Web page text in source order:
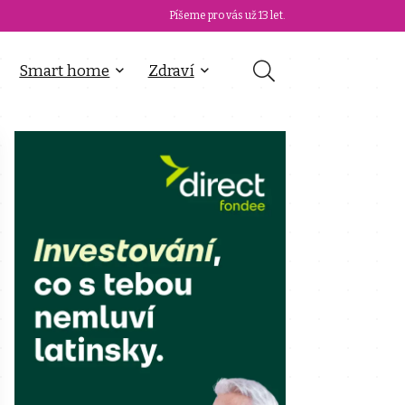
Píšeme pro vás už 13 let.
Smart home Zdraví